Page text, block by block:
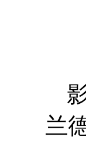
影
兰